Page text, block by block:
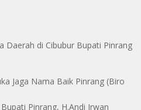
Daerah di Cibubur Bupati Pinrang
Jaga Nama Baik Pinrang (Biro
Pinrang, H.Andi Irwan